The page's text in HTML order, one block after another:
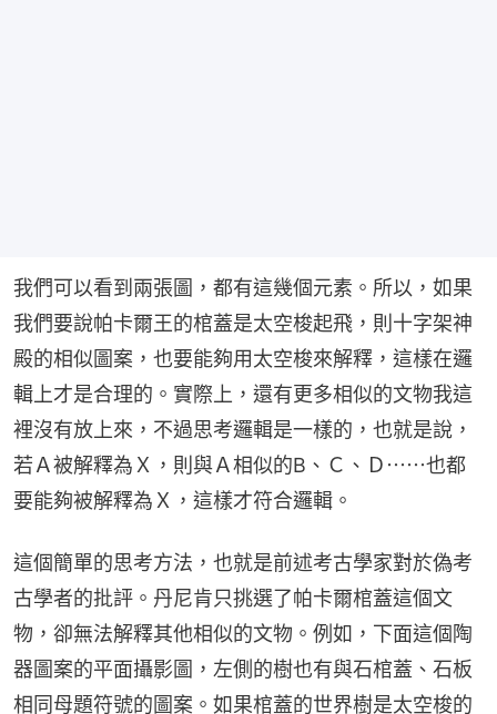
我們可以看到兩張圖，都有這幾個元素。所以，如果
我們要說帕卡爾王的棺蓋是太空梭起飛，則十字架神
殿的相似圖案，也要能夠用太空梭來解釋，這樣在邏
輯上才是合理的。實際上，還有更多相似的文物我這
裡沒有放上來，不過思考邏輯是一樣的，也就是說，
若Ａ被解釋為Ｘ，則與Ａ相似的B、Ｃ、Ｄ⋯⋯也都
要能夠被解釋為Ｘ，這樣才符合邏輯。
這個簡單的思考方法，也就是前述考古學家對於偽考
古學者的批評。丹尼肯只挑選了帕卡爾棺蓋這個文
物，卻無法解釋其他相似的文物。例如，下面這個陶
器圖案的平面攝影圖，左側的樹也有與石棺蓋、石板
相同母題符號的圖案。如果棺蓋的世界樹是太空梭的